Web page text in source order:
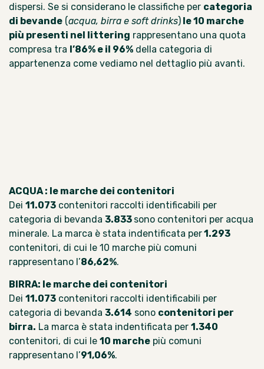
dispersi. Se si considerano le classifiche per categoria
di bevande (acqua, birra e soft drinks) le 10 marche
più presenti nel littering rappresentano una quota
compresa tra l’86% e il 96% della categoria di
appartenenza come vediamo nel dettaglio più avanti.
ACQUA : le marche dei contenitori
Dei 11.073 contenitori raccolti identificabili per
categoria di bevanda 3.833 sono contenitori per acqua
minerale. La marca è stata indentificata per1.293
contenitori, di cui le 10 marche più comuni
rappresentano l’86,62%.
BIRRA: le marche dei contenitori
Dei 11.073 contenitori raccolti identificabili per
categoria di bevanda 3.614 sono contenitori per
birra. La marca è stata indentificata per 1.340
contenitori, di cui le 10 marche più comuni
rappresentano l’91,06%.